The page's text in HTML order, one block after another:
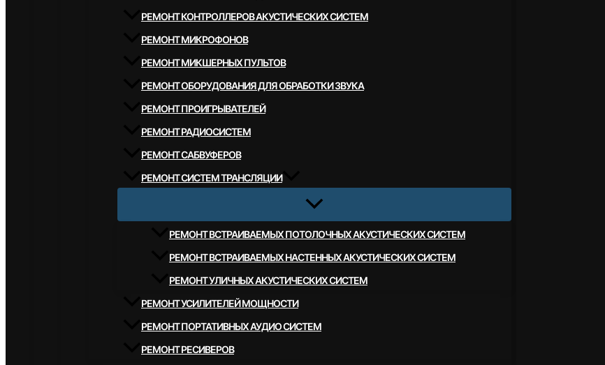
РЕМОНТ КОНТРОЛЛЕРОВ АКУСТИЧЕСКИХ СИСТЕМ
РЕМОНТ МИКРОФОНОВ
РЕМОНТ МИКШЕРНЫХ ПУЛЬТОВ
РЕМОНТ ОБОРУДОВАНИЯ ДЛЯ ОБРАБОТКИ ЗВУКА
РЕМОНТ ПРОИГРЫВАТЕЛЕЙ
РЕМОНТ РАДИОСИСТЕМ
РЕМОНТ САБВУФЕРОВ
РЕМОНТ СИСТЕМ ТРАНСЛЯЦИИ
РЕМОНТ ВСТРАИВАЕМЫХ ПОТОЛОЧНЫХ АКУСТИЧЕСКИХ СИСТЕМ
РЕМОНТ ВСТРАИВАЕМЫХ НАСТЕННЫХ АКУСТИЧЕСКИХ СИСТЕМ
РЕМОНТ УЛИЧНЫХ АКУСТИЧЕСКИХ СИСТЕМ
РЕМОНТ УСИЛИТЕЛЕЙ МОЩНОСТИ
РЕМОНТ ПОРТАТИВНЫХ АУДИО СИСТЕМ
РЕМОНТ РЕСИВЕРОВ